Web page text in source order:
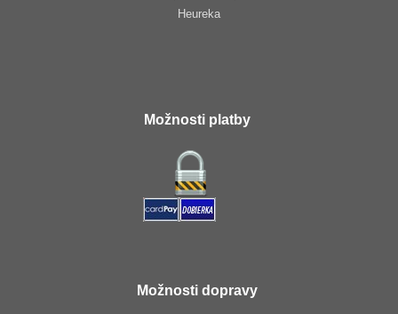
Heureka
Možnosti platby
Možnosti dopravy